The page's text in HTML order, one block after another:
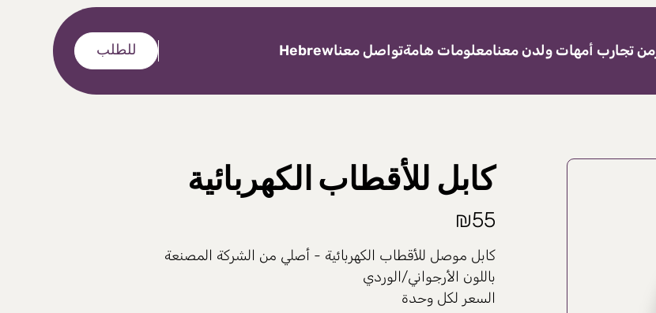
من تجارب أمهات ولدن معنامعلومات هامةتواصل معناHebrew للطلب
كابل للأقطاب الكهربائية
₪55
كابل موصل للأقطاب الكهربائية - أصلي من الشركة المصنعة
باللون الأرجواني/الوردي
السعر لكل وحدة